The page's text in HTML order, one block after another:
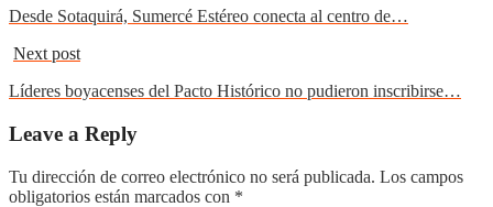
Desde Sotaquirá, Sumercé Estéreo conecta al centro de…
Next post
Líderes boyacenses del Pacto Histórico no pudieron inscribirse…
Leave a Reply
Tu dirección de correo electrónico no será publicada. Los campos
obligatorios están marcados con *